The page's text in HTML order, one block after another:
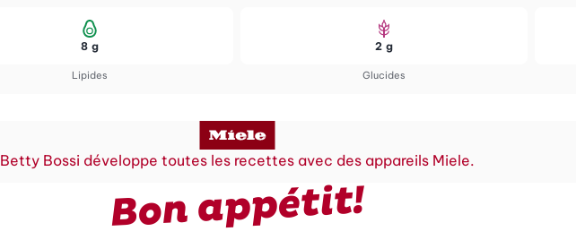
Lipides
8 g
Glucides
2 g
Betty Bossi développe toutes les recettes avec des appareils Miele.
Bon appétit!